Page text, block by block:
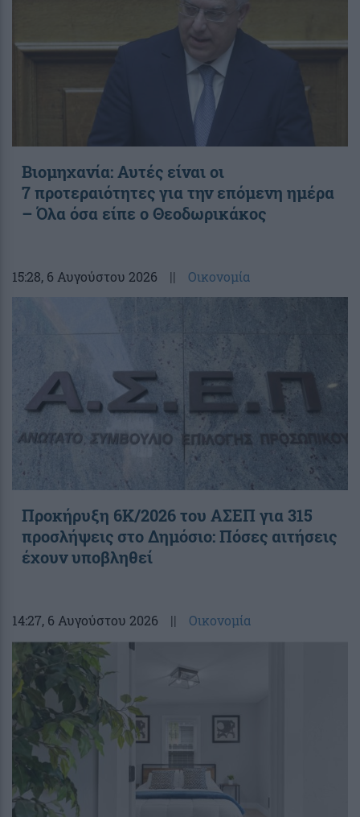
Βιομηχανία: Αυτές είναι οι
7 προτεραιότητες για την επόμενη ημέρα
– Όλα όσα είπε ο Θεοδωρικάκος
15:28, 6 Αυγούστου 2026 || Οικονομία
Προκήρυξη 6Κ/2026 του ΑΣΕΠ για 315
προσλήψεις στο Δημόσιο: Πόσες αιτήσεις
έχουν υποβληθεί
14:27, 6 Αυγούστου 2026 || Οικονομία